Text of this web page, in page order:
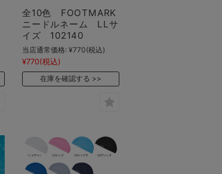
全10色 FOOTMARK
ニードルネーム LLサ
イズ 102140
当店通常価格: ¥770(税込)
¥770(税込)
在庫を確認する